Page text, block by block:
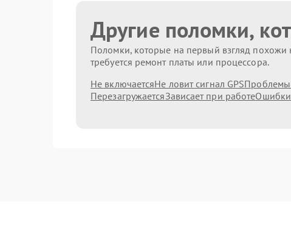
Другие поломки,
Поломки, которые на первый взгляд похожи
требуется ремонт платы или процессора.
Не включаетсяНе ловит сигнал GPSПроблемы
ПерезагружаетсяЗависает при работеОшибки